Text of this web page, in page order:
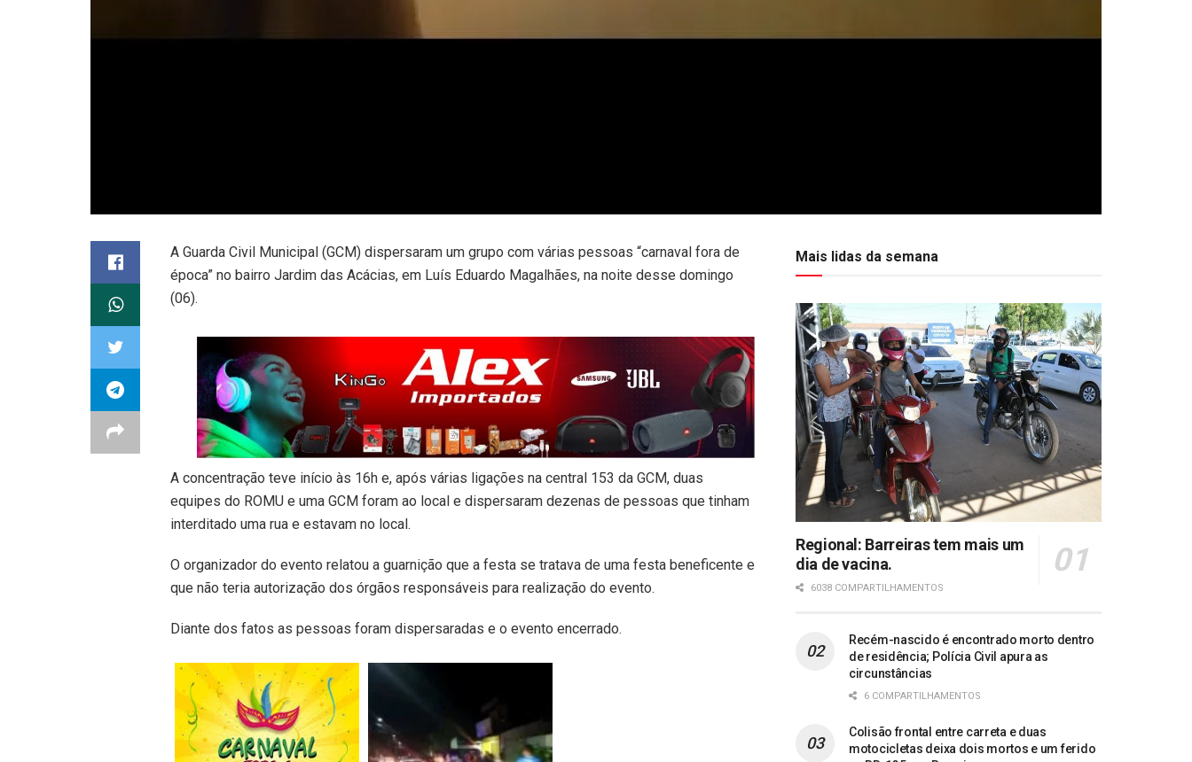
A Guarda Civil Municipal (GCM) dispersaram um grupo com várias pessoas “carnaval fora de
época” no bairro Jardim das Acácias, em Luís Eduardo Magalhães, na noite desse domingo
(06).
A concentração teve início às 16h e, após várias ligações na central 153 da GCM, duas
equipes do ROMU e uma GCM foram ao local e dispersaram dezenas de pessoas que tinham
interditado uma rua e estavam no local.
O organizador do evento relatou a guarnição que a festa se tratava de uma festa beneficente e
que não teria autorização dos órgãos responsáveis para realização do evento.
Diante dos fatos as pessoas foram dispersaradas e o evento encerrado.
Mais lidas da semana
Regional: Barreiras tem mais um
dia de vacina.
6038 COMPARTILHAMENTOS
Recém-nascido é encontrado morto dentro
de residência; Polícia Civil apura as
circunstâncias
6 COMPARTILHAMENTOS
Colisão frontal entre carreta e duas
motocicletas deixa dois mortos e um ferido